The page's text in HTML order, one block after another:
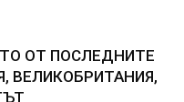
ОТ ПОСЛЕДНИТЕ
ВЕЛИКОБРИТАНИЯ,